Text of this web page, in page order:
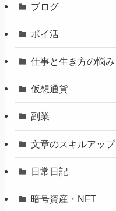
ブログ
ポイ活
仕事と生き方の悩み
仮想通貨
副業
文章のスキルアップ
日常日記
暗号資産・NFT